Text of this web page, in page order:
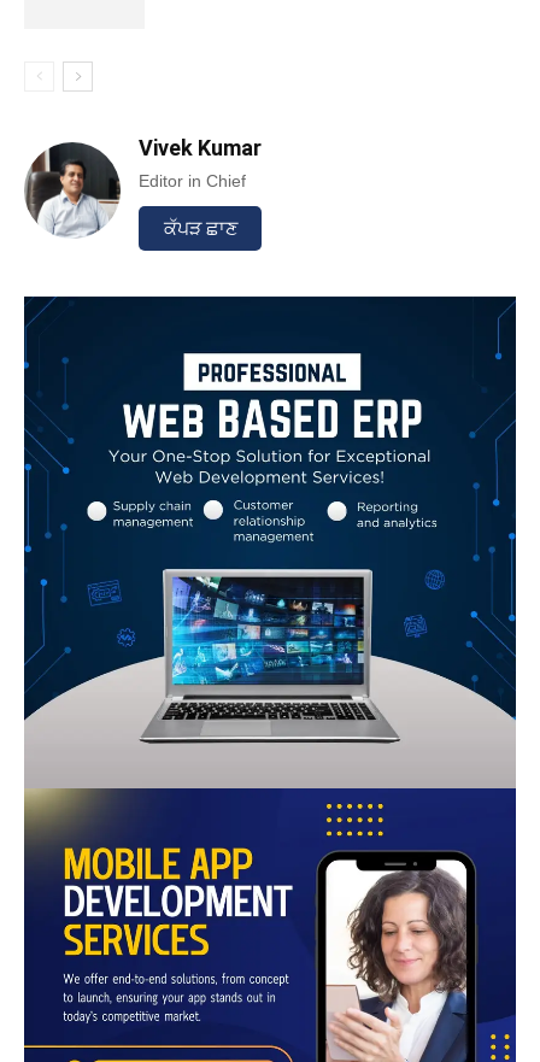
Vivek Kumar
Editor in Chief
ਕੱਪੜ ਛਾਣ